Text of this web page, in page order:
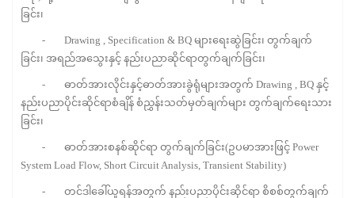
ခြင်း၊
- Drawing , Specification & BQ များရေးဆွဲခြင်း၊ တွက်ချက်
ခြင်း၊ အရည်အသွေးနှင့် နည်းပညာဆိုင်ရာတွက်ချက်ခြင်း၊
- ဓာတ်အားလိုင်းနှင့်ဓာတ်အားခွဲရုံများအတွက် Drawing , BQ နှင့်
နည်းပညာပိုင်းဆိုင်ရာစံချိန် စံညွှန်းသတ်မှတ်ချက်များ တွက်ချက်ရေးသား
ခြင်း၊
- ဓာတ်အားစနစ်ဆိုင်ရာ တွက်ချက်ခြင်း(ဥပမာအားဖြင့် Power
System Load Flow, Short Circuit Analysis, Transient Stability)
- တင်ဒါခေါ်ယူရန်အတွက် နည်းပညာပိုင်းဆိုင်ရာ စိစစ်တွက်ချက်